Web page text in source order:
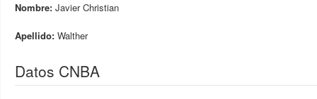
Nombre: Javier Christian
Apellido: Walther
Datos CNBA